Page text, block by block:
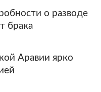
о разводе
брака
Аравии ярко